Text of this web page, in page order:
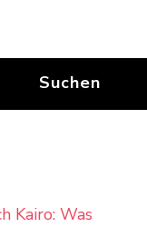
Suchen
Kairo: Was